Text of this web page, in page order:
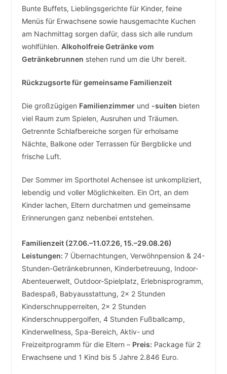
Bunte Buffets, Lieblingsgerichte für Kinder, feine
Menüs für Erwachsene sowie hausgemachte Kuchen
am Nachmittag sorgen dafür, dass sich alle rundum
wohlfühlen. Alkoholfreie Getränke vom
Getränkebrunnen stehen rund um die Uhr bereit.
Rückzugsorte für gemeinsame Familienzeit
Die großzügigen Familienzimmerund -suiten bieten
viel Raum zum Spielen, Ausruhen und Träumen.
Getrennte Schlafbereiche sorgen für erholsame
Nächte, Balkone oder Terrassen für Bergblicke und
frische Luft.
Der Sommer im Sporthotel Achensee ist unkompliziert,
lebendig und voller Möglichkeiten. Ein Ort, an dem
Kinder lachen, Eltern durchatmen und gemeinsame
Erinnerungen ganz nebenbei entstehen.
Familienzeit (27.06.–11.07.26, 15.–29.08.26)
Leistungen: 7 Übernachtungen, Verwöhnpension & 24-
Stunden-Getränkebrunnen, Kinderbetreuung, Indoor-
Abenteuerwelt, Outdoor-Spielplatz, Erlebnisprogramm,
Badespaß, Babyausstattung, 2x 2 Stunden
Kinderschnupperreiten, 2x 2 Stunden
Kinderschnuppergolfen, 4 Stunden Fußballcamp,
Kinderwellness, Spa-Bereich, Aktiv- und
Freizeitprogramm für die Eltern – Preis: Package für 2
Erwachsene und 1 Kind bis 5 Jahre 2.846 Euro.